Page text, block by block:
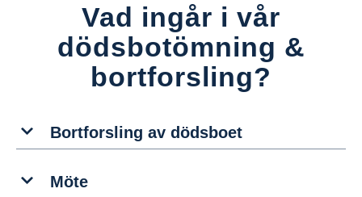
Vad ingår i vår
dödsbotömning &
bortforsling?
Bortforsling av dödsboet
Möte